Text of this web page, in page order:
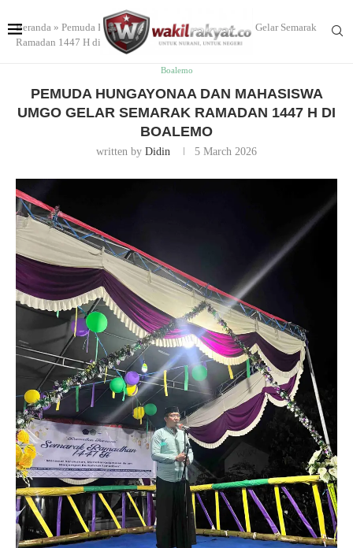
Beranda » Pemuda Hungayonaa dan Mahasiswa UMGO Gelar Semarak
Ramadan 1447 H di Boalemo
Boalemo
PEMUDA HUNGAYONAA DAN MAHASISWA
UMGO GELAR SEMARAK RAMADAN 1447 H DI
BOALEMO
written by Didin 5 March 2026